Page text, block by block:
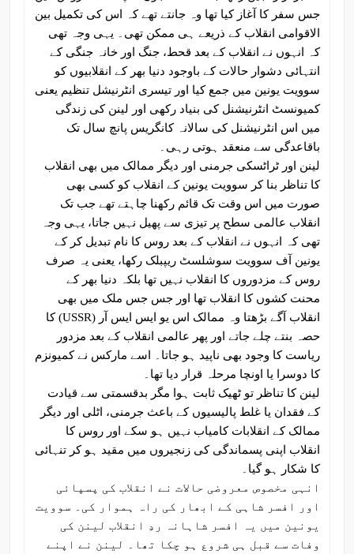
جس سفر کا آغاز کیا تھا وہ جانتے تھے کہ اس کی تکمیل بین
الاقوامی انقلاب کے ذریعے ہی ممکن تھی۔ یہی وجہ تھی
کہ انہوں نے انقلاب کے بعد قحط، جنگ اور خانہ جنگی کے
انتہائی دشوار حالات کے باوجود دنیا بھر کے انقلابیوں کو
سوویت یونین میں جمع کیا اور تیسری انٹرنیشل تنظیم یعنی
کمیونسٹ انٹرنیشنل کی بنیاد رکھی اور لینن کی زندگی
میں اس انٹرنیشنل کی سالانہ کانگریس پانچ سال تک
باقاعدگی سے منعقد ہوتی رہی۔
لینن اور ٹراٹسکی جرمنی اور دیگر ممالک میں بھی انقلاب
کا تناظر بنا کر سوویت یونین کے انقلاب کو کسی بھی
صورت میں اس وقت تک قائم رکھنا چاہتے تھے جب تک
انقلاب عالمی سطح پر تیزی سے پھیل نہیں جاتا، یہی وجہ
تھی کہ انہوں نے انقلاب کے بعد روس کا نام تبدیل کر کے
یونین آف سوویت سوشلسٹ ریپبلک رکھا، یعنی یہ صرف
روس کے مزدوروں کا انقلاب نہیں تھا بلکہ دنیا بھر کے
محنت کشوں کا انقلاب تھا اور جس جس ملک میں بھی
انقلاب آگے بڑھتا وہ ممالک اس یو ایس ایس آر (USSR) کا
حصہ بنتے چلے جاتے اور پھر عالمی انقلاب کے بعد مزدور
ریاست کا وجود بھی ناپید ہو جاتا۔ اسے مارکس نے کمیونزم
کا دوسرا یا اونچا مرحلہ قرار دیا تھا۔
لینن کا تناظر تو ٹھیک ثابت ہوا مگر بدقسمتی سے قیادت
کے فقدان یا غلط پالیسیوں کے باعث جرمنی، اٹلی اور دیگر
ممالک کے انقلابات کامیاب نہیں ہو سکے اور روس کا
انقلاب اپنی پسماندگی کی زنجیروں میں مقید ہو کر تنہائی
کا شکار ہو گیا۔
انہی مخصوص معروضی حالات نے انقلاب کی پسپائی
اور افسر شاہی کے ابھار کی راہ ہموار کی۔ سوویت
یونین میں یہ افسر شاہانہ ردِ انقلاب لینن کی
وفات سے قبل ہی شروع ہو چکا تھا۔ لینن نے اپنے